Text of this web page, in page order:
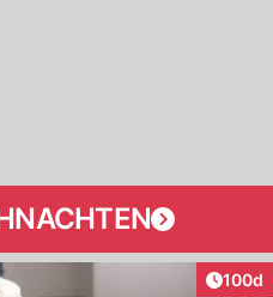
100d